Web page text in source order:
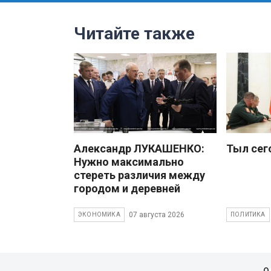
Читайте также
Александр ЛУКАШЕНКО:
Нужно максимально
стереть различия между
городом и деревней
ЭКОНОМИКА 07 августа 2026
Тыл
ПОЛИТИКА